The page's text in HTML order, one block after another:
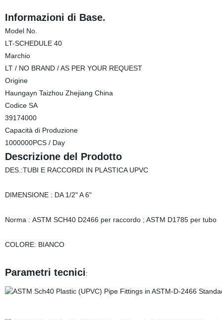
Informazioni di Base.
Model No.
LT-SCHEDULE 40
Marchio
LT / NO BRAND / AS PER YOUR REQUEST
Origine
Haungayn Taizhou Zhejiang China
Codice SA
39174000
Capacità di Produzione
1000000PCS / Day
Descrizione del Prodotto
DES.:TUBI E RACCORDI IN PLASTICA UPVC
DIMENSIONE : DA 1/2" A 6"
Norma : ASTM SCH40 D2466 per raccordo ; ASTM D1785 per tubo
COLORE: BIANCO
Parametri tecnici: